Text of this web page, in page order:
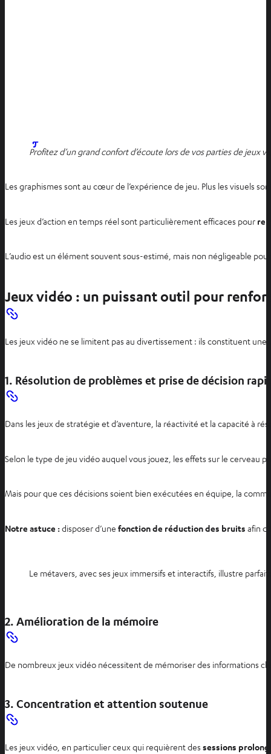
Profitez d’un grand confort d’écoute lors de vos parties de jeux
Les graphismes sont au cœur de l’expérience de jeu. Plus les visuels
Les jeux d’action en temps réel sont particulièrement efficaces pour
L’audio est un élément souvent sous-estimé, mais non négligeable
Jeux vidéo : un puissant outil pour
Les jeux vidéo ne se limitent pas au divertissement : ils constituent
1. Résolution de problèmes et prise de décision
Dans les jeux de stratégie et d’aventure, la réactivité et la capacité à
Selon le type de jeu vidéo auquel vous jouez, les effets sur le cerveau
Mais pour que ces décisions soient bien exécutées en équipe, la
Notre astuce :disposer d’une fonction de réduction des bruits afin
Le métavers, avec ses jeux immersifs et interactifs, illustre
2. Amélioration de la mémoire
De nombreux jeux vidéo nécessitent de mémoriser des informations
3. Concentration et attention soutenue
Les jeux vidéo, en particulier ceux qui requièrent des sessions